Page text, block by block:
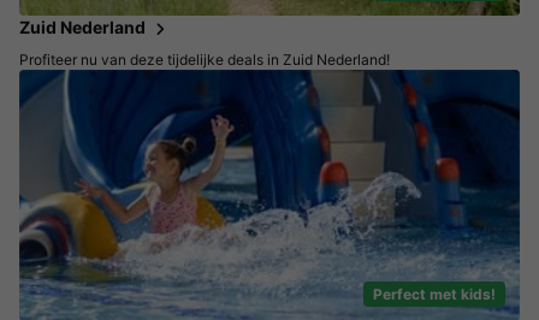
Zuid Nederland
Profiteer nu van deze tijdelijke deals in Zuid Nederland!
Perfect met kids!